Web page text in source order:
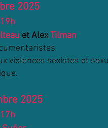
2025
et AlexTilman
violences sexistes et
2025